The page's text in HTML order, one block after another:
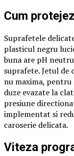
Cum
Suprafetele
plasticul negru
buna are pH
suprafete. Jetul de
nu maxima, pentru
duze evazate la
presiune
implementat si
caroserie delicata.
Viteza